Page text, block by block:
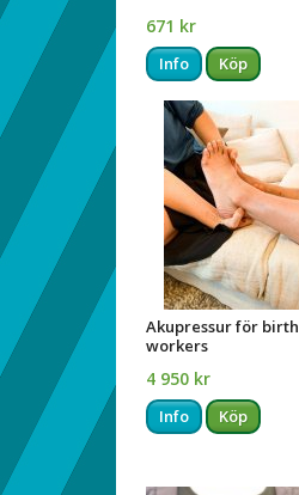
671 kr
Info Köp
Akupressur för birth
workers
4 950 kr
Info Köp